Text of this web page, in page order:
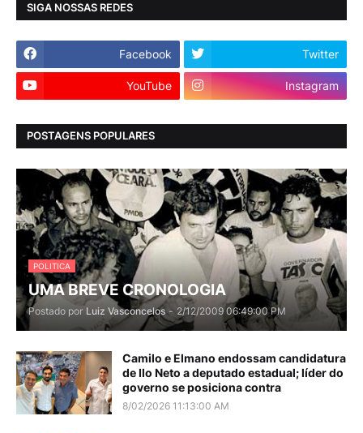
SIGA NOSSAS REDES
Facebook Twitter
YouTube Instagram
POSTAGENS POPULARES
POLITICA
UMA BREVE CRONOLOGIA
Postado por Luiz Vasconcelos - 2/12/2009 06:49:00 PM
Camilo e Elmano endossam candidatura
de Ilo Neto a deputado estadual; líder do
governo se posiciona contra
8/02/2026 11:13:00 AM